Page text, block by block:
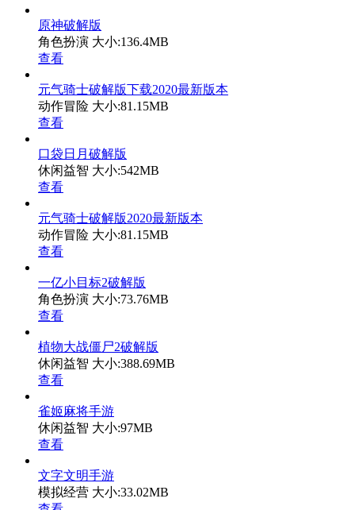
原神破解版
角色扮演 大小:136.4MB
查看
元气骑士破解版下载2020最新版本
动作冒险 大小:81.15MB
查看
口袋日月破解版
休闲益智 大小:542MB
查看
元气骑士破解版2020最新版本
动作冒险 大小:81.15MB
查看
一亿小目标2破解版
角色扮演 大小:73.76MB
查看
植物大战僵尸2破解版
休闲益智 大小:388.69MB
查看
雀姬麻将手游
休闲益智 大小:97MB
查看
文字文明手游
模拟经营 大小:33.02MB